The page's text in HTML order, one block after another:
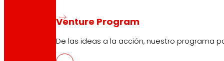
Venture Program
De las ideas a la acción, nuestro programa